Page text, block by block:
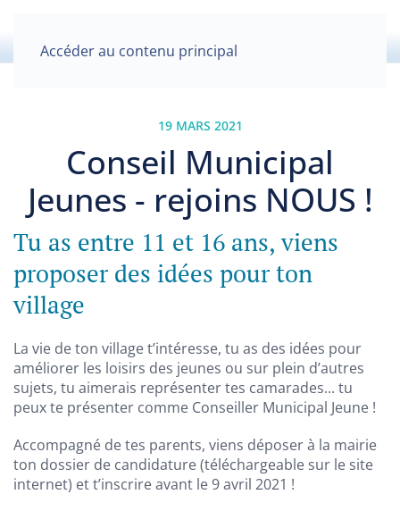
Accéder au contenu principal
19 MARS 2021
Conseil Municipal
Jeunes - rejoins NOUS !
Tu as entre 11 et 16 ans, viens
proposer des idées pour ton
village
La vie de ton village t’intéresse, tu as des idées pour
améliorer les loisirs des jeunes ou sur plein d’autres
sujets, tu aimerais représenter tes camarades... tu
peux te présenter comme Conseiller Municipal Jeune !
Accompagné de tes parents, viens déposer à la mairie
ton dossier de candidature (téléchargeable sur le site
internet) et t’inscrire avant le 9 avril 2021 !